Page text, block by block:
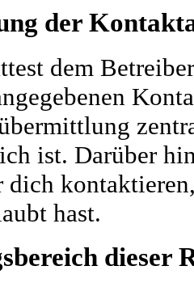
der
dem
ist. Darüber
dich
hast.
dieser